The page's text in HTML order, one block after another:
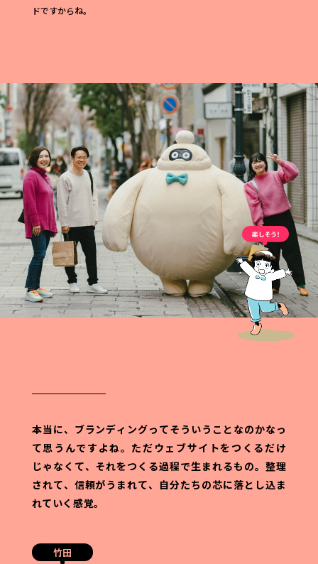
ドですからね。
本当に、ブランディングってそういうことなのかなっ
て思うんですよね。 ただウェブサイトをつくるだけ
じゃなくて、それをつくる過程で生まれるもの。整理
されて、信頼がうまれて、自分たちの芯に落とし込ま
れていく感覚。
竹田